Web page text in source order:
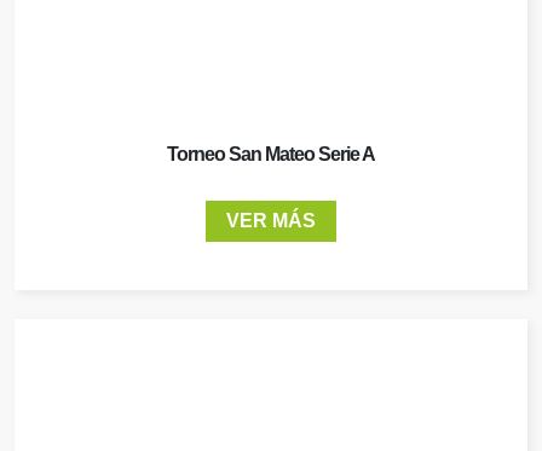
Torneo San Mateo Serie A
VER MÁS